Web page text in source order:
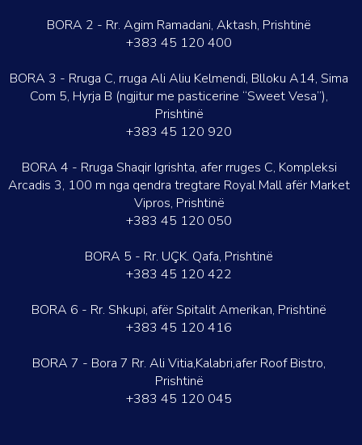
BORA 2 - Rr. Agim Ramadani, Aktash, Prishtinë
+383 45 120 400
BORA 3 - Rruga C, rruga Ali Aliu Kelmendi, Blloku A14, Sima
Com 5, Hyrja B (ngjitur me pasticerine “Sweet Vesa”),
Prishtinë
+383 45 120 920
BORA 4 - Rruga Shaqir Igrishta, afer rruges C, Kompleksi
Arcadis 3, 100 m nga qendra tregtare Royal Mall afër Market
Vipros, Prishtinë
+383 45 120 050
BORA 5 - Rr. UÇK. Qafa, Prishtinë
+383 45 120 422
BORA 6 - Rr. Shkupi, afër Spitalit Amerikan, Prishtinë
+383 45 120 416
BORA 7 - Bora 7 Rr. Ali Vitia,Kalabri,afer Roof Bistro,
Prishtinë
+383 45 120 045